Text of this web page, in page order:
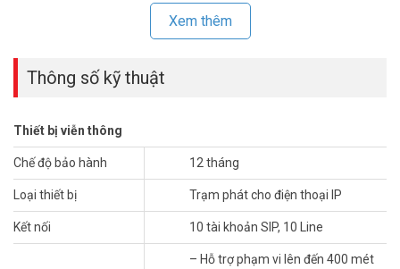
Cho phép sử dụng ở bất kỳ doanh nghiệp nào hoặc sử dụng ở các
văn phòng tại nhà ở để tạo ra một giải pháp không dây VoIP.
Xem thêm
Thông số kỹ thuật
Thiết bị viễn thông
Chế độ bảo hành 12 tháng
Loại thiết bị Trạm phát cho điện thoại IP
Kết nối 10 tài khoản SIP, 10 Line
– Hỗ trợ phạm vi lên đến 400 mét